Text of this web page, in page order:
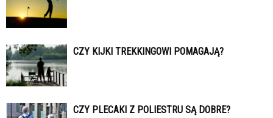
CZY KIJKI TREKKINGOWI POMAGAJĄ?
CZY PLECAKI Z POLIESTRU SĄ DOBRE?